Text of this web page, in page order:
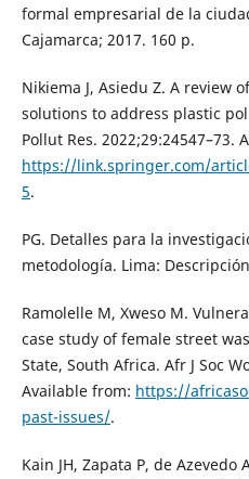
formal empresarial de la
Cajamarca; 2017. 160 p.
Nikiema J, Asiedu Z. A review
solutions to address plastic
Pollut Res. 2022;29:24547–73.
https://link.springer.com/
5.
PG. Detalles para la
metodología. Lima:
Ramolelle M, Xweso M.
case study of female street
State, South Africa. Afr J Soc
Available from: https://
past-issues/.
Kain JH, Zapata P, de Azevedo